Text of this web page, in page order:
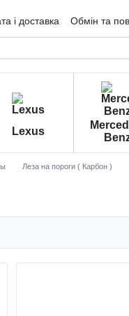
і доставка Обмін та
про магазин
Lexus
Леза на пороги ( Карбон )